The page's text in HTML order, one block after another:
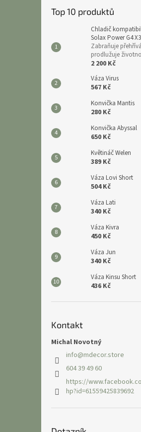
Top 10 produktů
Chladič
Solax Power G4
Zabraňuje
prodlužuje
2 200 Kč
Váza Virus
567 Kč
Konvička Mantis
280 Kč
Konvička Abyssal
650 Kč
Květináč Welen
389 Kč
Váza Lovi Short
504 Kč
Váza Lati
340 Kč
Váza Kivra
450 Kč
Váza Jun
340 Kč
Váza Kinsu Short
436 Kč
Kontakt
Michal Novotný
info@mdecor.store
604 39 49 60
https://
hp?id=61559425839692